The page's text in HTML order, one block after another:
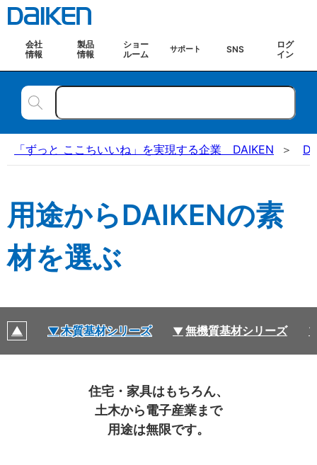
会社
情報
製品
情報
ショー
ルーム
サポート SNS
ログ
イン
「ずっと ここちいいね」を実現する企業 DAIKEN
用途からDAIKENの素
材を選ぶ
木質基材シリーズ 無機質基材シリーズ
住宅・家具はもちろん、
土木から電子産業まで
用途は無限です。